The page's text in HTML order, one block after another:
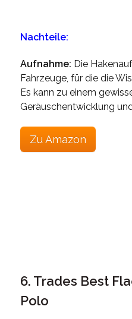
Nachteile:
Aufnahme: Die
Fahrzeuge, für die die
Es kann zu einem
Geräuschentwicklung
Zu Amazon
6. Trades Best
Polo